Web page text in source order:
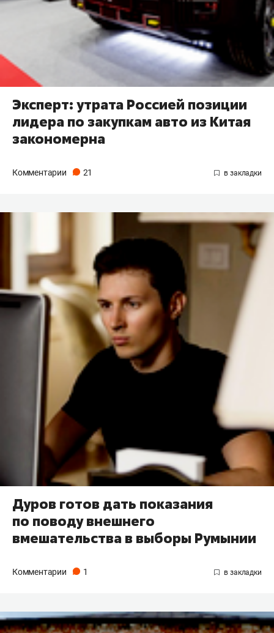
Эксперт: утрата Россией позиции
лидера по закупкам авто из Китая
закономерна
Комментарии 21
Дуров готов дать показания
по поводу внешнего
вмешательства в выборы Румынии
Комментарии 1